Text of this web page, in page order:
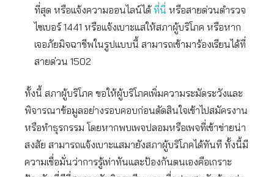
ที่สุด หรือแจ้งความออนไลน์ได้ที่นี่ หรือสายด่วนตำรวจ
ไซเบอร์ 1441 หรือแจ้งเบาะแสให้สภาผู้บริโภค หรือหาก
เจอภัยมิจฉาชีพในรูปแบบนี้ สามารถเข้ามาร้องเรียนได้ที่
สายด่วน 1502
ทั้งนี้ สภาผู้บริโภค ขอให้ผู้บริโภคเพิ่มความระมัดระวังและ
พิจารณาข้อมูลอย่างรอบคอบก่อนตัดสินใจเข้าไปสมัครงาน
หรือทำธุรกรรม โดยหากพบเพจปลอมหรือเพจที่เข้าข่ายน่า
สงสัย สามารถแจ้งเบาะแสมายังสภาผู้บริโภคได้ทันที ทั้งนี้มี
ความเชื่อมั่นว่าการรู้เท่าทันและป้องกันตนเองคือเกราะ